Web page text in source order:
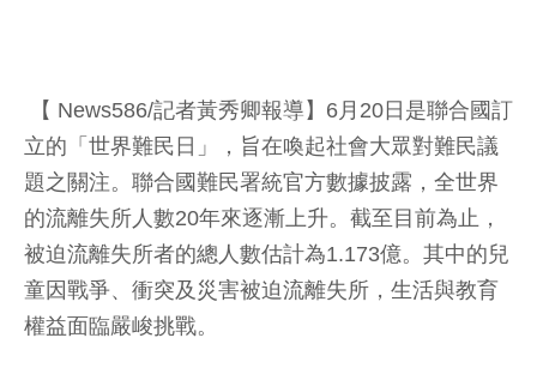
【 News586/記者黃秀卿報導】6月20日是聯合國訂
立的「世界難民日」，旨在喚起社會大眾對難民議
題之關注。聯合國難民署統官方數據披露，全世界
的流離失所人數20年來逐漸上升。截至目前為止，
被迫流離失所者的總人數估計為1.173億。其中的兒
童因戰爭、衝突及災害被迫流離失所，生活與教育
權益面臨嚴峻挑戰。